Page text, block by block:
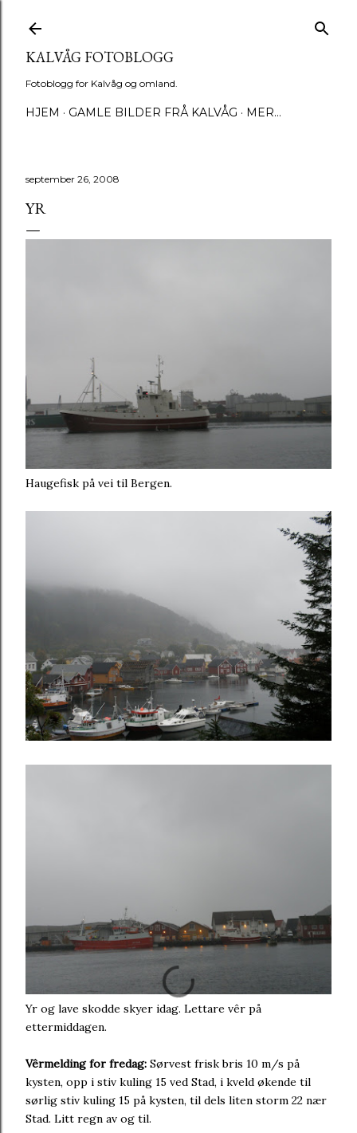
KALVÅG FOTOBLOGG
Fotoblogg for Kalvåg og omland.
HJEM GAMLE BILDER FRÅ KALVÅG MER…
september 26, 2008
YR
Haugefisk på vei til Bergen.
Yr og lave skodde skyer idag. Lettare vêr på
ettermiddagen.
Vêrmelding for fredag: Sørvest frisk bris 10 m/s på
kysten, opp i stiv kuling 15 ved Stad, i kveld økende til
sørlig stiv kuling 15 på kysten, til dels liten storm 22 nær
Stad. Litt regn av og til.